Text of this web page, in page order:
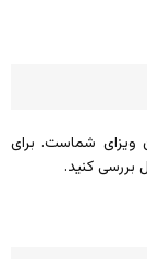
ویزای شماست. برای
بررسی کنید.